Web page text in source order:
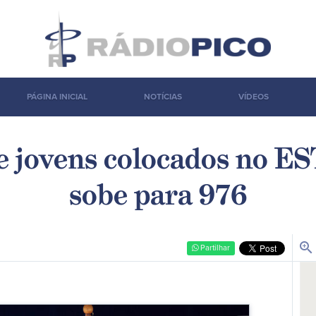
PÁGINA INICIAL NOTÍCIAS VÍDEOS
jovens colocados no
sobe para 976
Partilhar zoom_in